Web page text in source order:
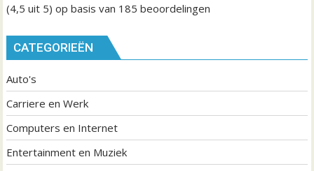
(4,5 uit 5) op basis van 185 beoordelingen
CATEGORIEËN
Auto's
Carriere en Werk
Computers en Internet
Entertainment en Muziek